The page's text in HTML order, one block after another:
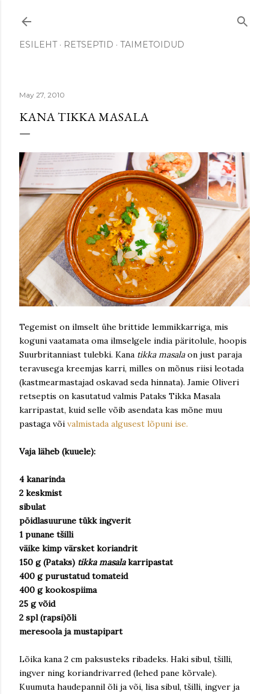
ESILEHT RETSEPTID TAIMETOIDUD
May 27, 2010
KANA TIKKA MASALA
Tegemist on ilmselt ühe brittide lemmikkarriga, mis
koguni vaatamata oma ilmselgele india päritolule, hoopis
Suurbritanniast tulebki. Kana tikka masalaon just paraja
teravusega kreemjas karri, milles on mõnus riisi leotada
(kastmearmastajad oskavad seda hinnata). Jamie Oliveri
retseptis on kasutatud valmis Pataks Tikka Masala
karripastat, kuid selle võib asendata kas mõne muu
pastaga või valmistada algusest lõpuni ise.
Vaja läheb (kuuele):
4 kanarinda
2 keskmist
sibulat
pöidlasuurune tükk ingverit
1 punane tšilli
väike kimp värsket koriandrit
150 g (Pataks) tikka masalakarripastat
400 g purustatud tomateid
400 g kookospiima
25 g võid
2 spl (rapsi)õli
meresoola ja mustapipart
Lõika kana 2 cm paksusteks ribadeks. Haki sibul, tšilli,
ingver ning koriandrivarred (lehed pane kõrvale).
Kuumuta haudepannil õli ja või, lisa sibul, tšilli, ingver ja